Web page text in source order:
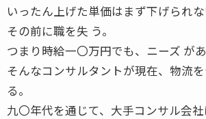
いったん上げた単価はまず下げられな
その前に職を失 う。
つまり時給一〇万円でも、ニーズ があ
そんなコンサルタントが現在、物流
る。
九〇年代を通じて、大手コンサル会